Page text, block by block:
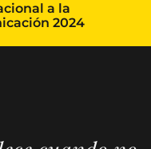
a la
2024